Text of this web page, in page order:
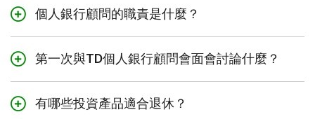
額。
複利是長期投資的利器，讓您的資金從本金及所賺取的利
息中賺取更多利息。因此，即使是較小的本金也會隨著時
間的推移而累積更多資金。TD註冊賬戶（如RRSP）的每月
最低供款金額為$50， 但部分投資產品可能有更高的最低
金額要求。
個人銀行顧問的職責是什麼？
TD個人銀行顧問協助客戶作出個人理財及投資決策。他們
的專業領域包括：
投資服務
第一次與TD個人銀行顧問會面會討論什麼？
TD個人銀行顧問會首先了解您的財務目標和財務狀況， 然
後為您推薦能助您達成財務目標的產品。
有哪些投資產品適合退休？